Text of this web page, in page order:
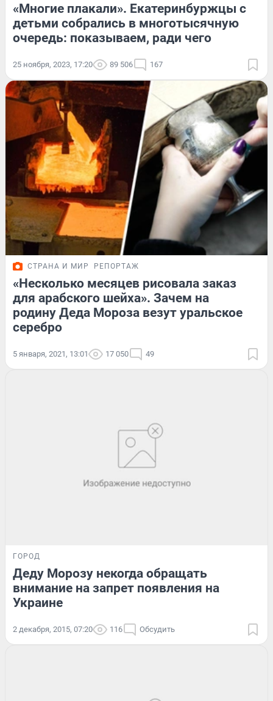
«Многие плакали». Екатеринбуржцы с
детьми собрались в многотысячную
очередь: показываем, ради чего
25 ноября, 2023, 17:20 89 506 167
СТРАНА И МИР РЕПОРТАЖ
«Несколько месяцев рисовала заказ
для арабского шейха». Зачем на
родину Деда Мороза везут уральское
серебро
5 января, 2021, 13:01 17 050 49
ГОРОД
Деду Морозу некогда обращать
внимание на запрет появления на
Украине
2 декабря, 2015, 07:20 116 Обсудить